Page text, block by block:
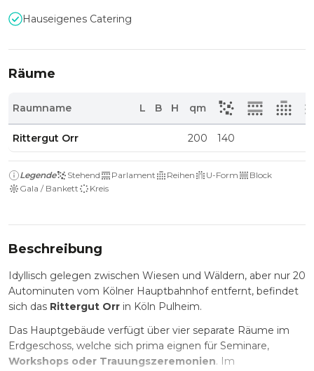
Hauseigenes Catering
Räume
Raumname L B H qm
Rittergut Orr 200 140
Legende Stehend Parlament Reihen U-Form
Block
Gala / Bankett
Kreis
Beschreibung
Idyllisch gelegen zwischen Wiesen und Wäldern, aber nur 20
Autominuten vom Kölner Hauptbahnhof entfernt, befindet
sich das Rittergut Orr in Köln Pulheim.
Das Hauptgebäude verfügt über vier separate Räume im
Erdgeschoss, welche sich prima eignen für Seminare,
Workshops oder Trauungszeremonien. Im